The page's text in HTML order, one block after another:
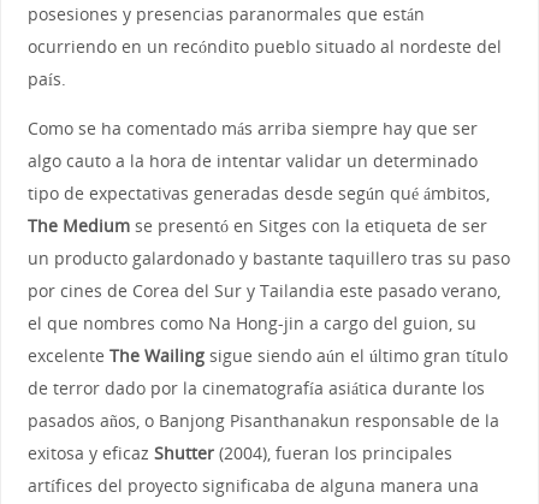
posesiones y presencias paranormales que están
ocurriendo en un recóndito pueblo situado al nordeste del
país.
Como se ha comentado más arriba siempre hay que ser
algo cauto a la hora de intentar validar un determinado
tipo de expectativas generadas desde según qué ámbitos,
The Mediumse presentó en Sitges con la etiqueta de ser
un producto galardonado y bastante taquillero tras su paso
por cines de Corea del Sur y Tailandia este pasado verano,
el que nombres como Na Hong-jin a cargo del guion, su
excelente The Wailingsigue siendo aún el último gran título
de terror dado por la cinematografía asiática durante los
pasados años, o Banjong Pisanthanakun responsable de la
exitosa y eficaz Shutter(2004), fueran los principales
artífices del proyecto significaba de alguna manera una